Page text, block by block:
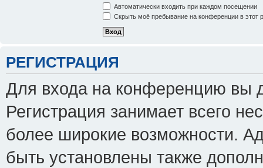
Автоматически входить при каждом посещении
Скрыть моё пребывание на конференции в этот
РЕГИСТРАЦИЯ
Для входа на конференцию вы
Регистрация занимает всего
более широкие возможности.
быть установлены также